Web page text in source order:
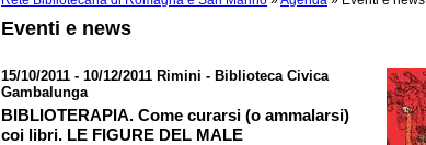
Eventi e news
15/10/2011 - 10/12/2011 Rimini - Biblioteca Civica
Gambalunga
BIBLIOTERAPIA. Come curarsi (o ammalarsi)
coi libri. LE FIGURE DEL MALE